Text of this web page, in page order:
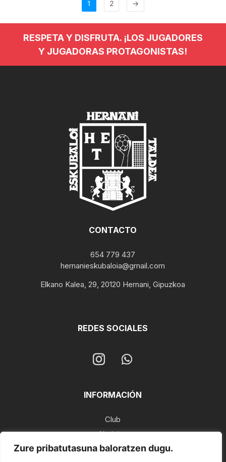
Zure pribatutasuna baloratzen dugu.
1 2 →
RESPETA Y DISFRUTA. ¡LOS JUGADORES
Y JUGADORAS PROTAGONISTAS!
CONTACTO
654 779 437
hernanieskubaloia@gmail.com
Elkano Kalea, 29, 20120 Hernani, Gipuzkoa
REDES SOCIALES
INFORMACIÓN
Club
Noticias
Clasificaciones